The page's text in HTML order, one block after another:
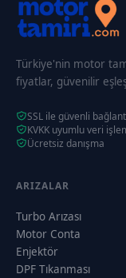
Türkiye'nin motor
fiyatlar, güvenilir
SSL ile güvenli
KVKK uyumlu veri
Ücretsiz danışma
ARIZALAR
Turbo Arızası
Motor Conta
Enjektör
DPF Tıkanması